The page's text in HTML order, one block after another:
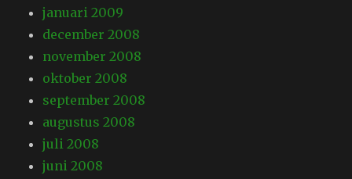
januari 2009
december 2008
november 2008
oktober 2008
september 2008
augustus 2008
juli 2008
juni 2008